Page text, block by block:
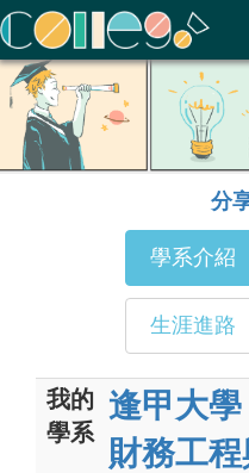
ColleGo! 大學選才與高中育才
分
學系介紹
生涯進路
我的
學系
逢甲大學
財務工